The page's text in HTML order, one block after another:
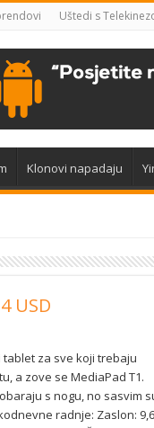
Uštedi s
Klonovi napadaju
USD
za sve koji trebaju
a zove se MediaPad T1.
s nogu, no sasvim
radnje: Zaslon: 9,6